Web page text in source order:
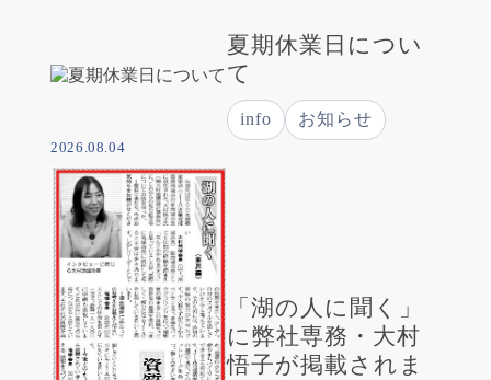
夏期休業日につい
て
info お知らせ
2026.08.04
「湖の人に聞く」
に弊社専務・大村
悟子が掲載されま